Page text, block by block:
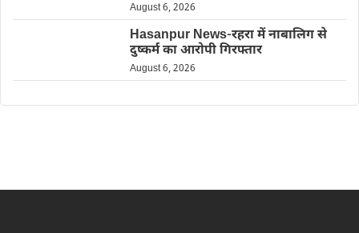
August 6, 2026
Hasanpur News-रहरा में नाबालिग से
दुष्कर्म का आरोपी गिरफ्तार
August 6, 2026